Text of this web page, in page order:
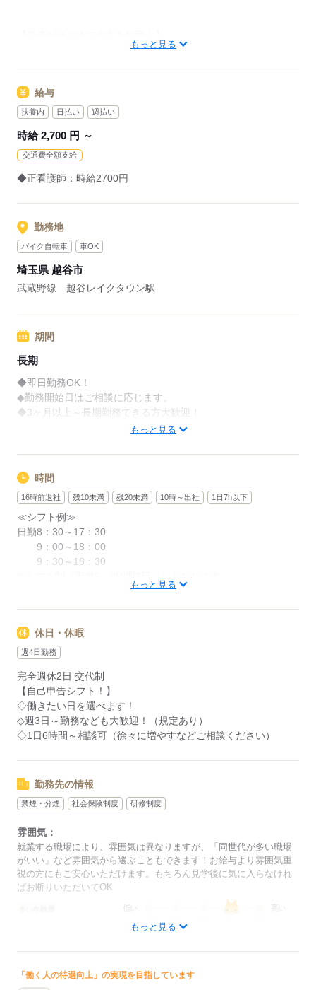
いい案件があれば声をかけてほしい！
【業務内容】
病院、介護老人保健施設などでの看護。
応募する
「卒業から転職したことないので、
「ネットで調べてはみたけど、
いまいち仕組みが分からない…」
そんな看護師さんには
派遣になったら今と何が変わるのか？
説明を聞いた上で、派遣登録するか
現職がある方も
ご応募・ご相談のみ歓迎です。
応募する
もっと見る
給与
扶養内 日払い 週払い
時給 2,700 円 ～
交通費全額支給
◆正看護師：時給2700円
勤務地
バイク自転車 車OK
埼玉県 越谷市
武蔵野線 越谷レイクタウン駅
期間
長期
◆即日勤務OK！
◆勤務開始日はご相談に応じます。
◆3ヶ月以上～長期勤務できる方大歓迎！
応募する
もっと見る
時間
16時前退社 残10未満 残20未満 10時～出社 1日7h以下
≪シフト例≫
日勤8：30～17：30
9：00～18：00
9：30～18：30
～勤務シフトはお気軽にご相談ください～
ご希望にあったお仕事をご案内致します！
もっと見る
休日・休暇
週4日勤務
完全週休2日 交代制
【自己申告シフト！】
◇働きたい日を選べます！
◇週3日～勤務なども大歓迎！（規定あり）
◇1日6時間～相談可（徐々に増やすなどご相談ください）
勤務先の情報
禁煙・分煙 社会保険制度 研修制度
雰囲気：
就業する職場により、雰囲気は異なりますが、「同世代が多い職場
がいい」など雰囲気から選ぶこともできます！お給与より雰囲気重
視の方にもご安心いただけます。もちろん見学後に気に入らなけれ
ばお断りいただいてOK
低い
仕事の仕方 ひとりで
もっと見る
「働く人の待遇向上」の実現を目指しています